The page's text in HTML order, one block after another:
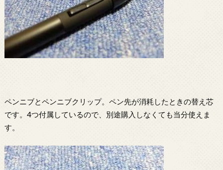
ペンニブとペンニブクリップ。ペン先が消耗したときの替え芯
です。4つ付属しているので、別途購入しなくても当分使えま
す。